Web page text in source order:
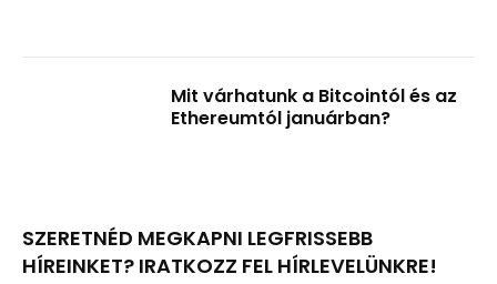
Mit várhatunk a Bitcointól és az
Ethereumtól januárban?
SZERETNÉD MEGKAPNI LEGFRISSEBB
HÍREINKET? IRATKOZZ FEL HÍRLEVELÜNKRE!